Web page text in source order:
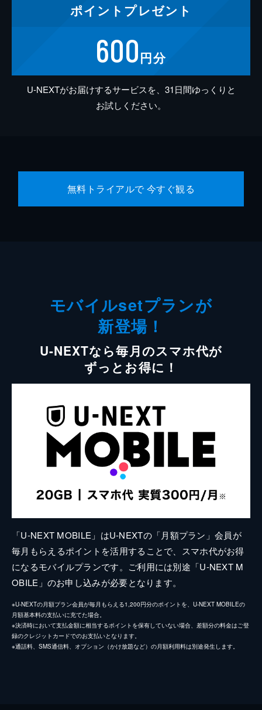
ポイント プレゼント
600円分
U-NEXTがお届けするサービスを、31日間ゆっくりと
お試しください。
無料トライアルで 今すぐ観る
モバイルsetプランが
新登場！
U-NEXTなら毎月のスマホ代が
ずっとお得に！
「U-NEXT MOBILE」はU-NEXTの「月額プラン」会員が
毎月もらえるポイントを活用することで、スマホ代がお得
になるモバイルプランです。ご利用には別途「U-NEXT M
OBILE」のお申し込みが必要となります。
※U-NEXTの月額プラン会員が毎月もらえる1,200円分のポイントを、U-NEXT MOBILEの
月額基本料の支払いに充てた場合。
※決済時において支払金額に相当するポイントを保有していない場合、差額分の料金はご登
録のクレジットカードでのお支払いとなります。
※通話料、SMS通信料、オプション（かけ放題など）の月額利用料は別途発生します。